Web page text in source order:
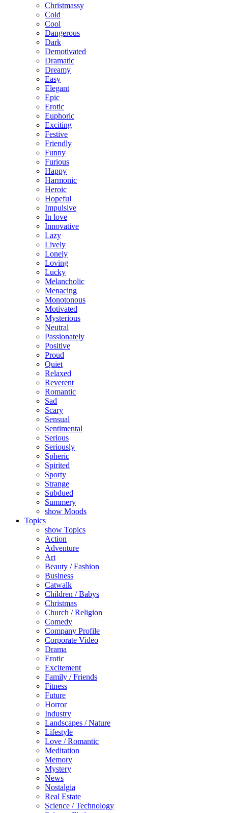
Christmassy
Cold
Cool
Dangerous
Dark
Demotivated
Dramatic
Dreamy
Easy
Elegant
Epic
Erotic
Euphoric
Exciting
Festive
Friendly
Funny
Furious
Happy
Harmonic
Heroic
Hopeful
Impulsive
In love
Innovative
Lazy
Lively
Lonely
Loving
Lucky
Melancholic
Menacing
Monotonous
Motivated
Mysterious
Neutral
Passionately
Positive
Proud
Quiet
Relaxed
Reverent
Romantic
Sad
Scary
Sensual
Sentimental
Serious
Seriously
Spheric
Spirited
Sporty
Strange
Subdued
Summery
show Moods
Topics
show Topics
Action
Adventure
Art
Beauty / Fashion
Business
Catwalk
Children / Babys
Christmas
Church / Religion
Comedy
Company Profile
Corporate Video
Drama
Erotic
Excitement
Family / Friends
Fitness
Future
Horror
Industry
Landscapes / Nature
Lifestyle
Love / Romantic
Meditation
Memory
Mystery
News
Nostalgia
Real Estate
Science / Technology